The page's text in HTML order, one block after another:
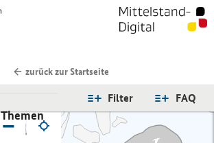
zurück zur Startseite
FAQ
Filter
Themen
−